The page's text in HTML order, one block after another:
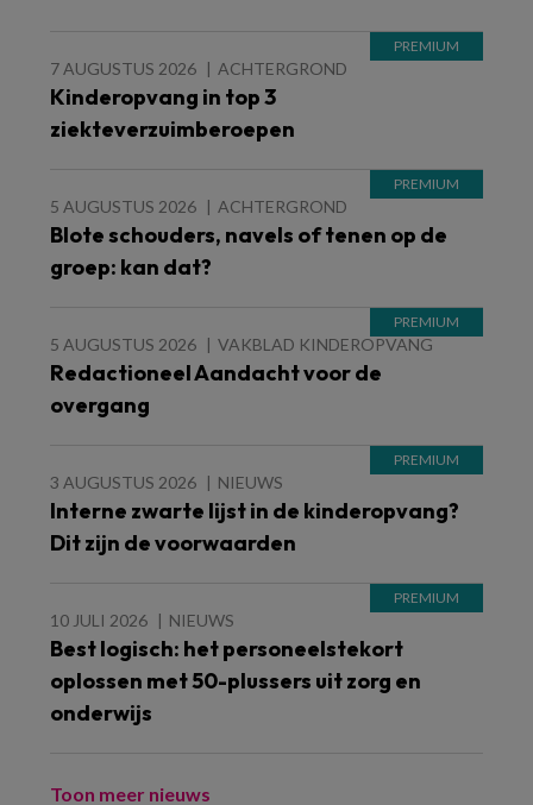
7 AUGUSTUS 2026 ACHTERGROND
Kinderopvang in top 3
ziekteverzuimberoepen
5 AUGUSTUS 2026 ACHTERGROND
Blote schouders, navels of tenen op de
groep: kan dat?
5 AUGUSTUS 2026 VAKBLAD KINDEROPVANG
Redactioneel Aandacht voor de
overgang
3 AUGUSTUS 2026 NIEUWS
Interne zwarte lijst in de kinderopvang?
Dit zijn de voorwaarden
10 JULI 2026 NIEUWS
Best logisch: het personeelstekort
oplossen met 50-plussers uit zorg en
onderwijs
Toon meer nieuws